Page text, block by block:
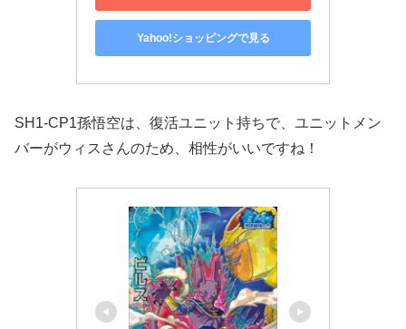
Yahoo!ショッピングで見る
SH1-CP1孫悟空は、復活ユニット持ちで、ユニットメン
バーがウィスさんのため、相性がいいですね！